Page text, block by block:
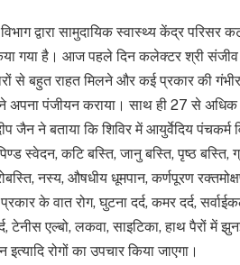
द्वारा सामुदायिक स्वास्थ्य केंद्र परिसर
गया है। आज पहले दिन कलेक्टर श्री
से बहुत राहत मिलने और कई प्रकार की
पंजीयन कराया। साथ ही 27 से अधिक
जैन ने बताया कि शिविर में आयुर्वेदिय
स्वेदन, कटि बस्ति, जानु बस्ति, पृष्ठ बस्ति,
नस्य, औषधीय धूमपान, कर्णपूरण
के वात रोग, घुटना दर्द, कमर दर्द,
टेनीस एल्बो, लकवा, साइटिका, हाथ पैरों में
रोगों का उपचार किया जाएगा।